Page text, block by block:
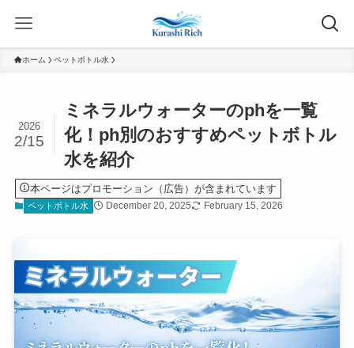
ホーム ペットボトル水
ミネラルウォーターのphを一覧
化！ph別のおすすめペットボトル
水を紹介
2026
2/15
本ページはプロモーション（広告）が含まれています
ペットボトル水 December 20, 2025 February 15, 2026